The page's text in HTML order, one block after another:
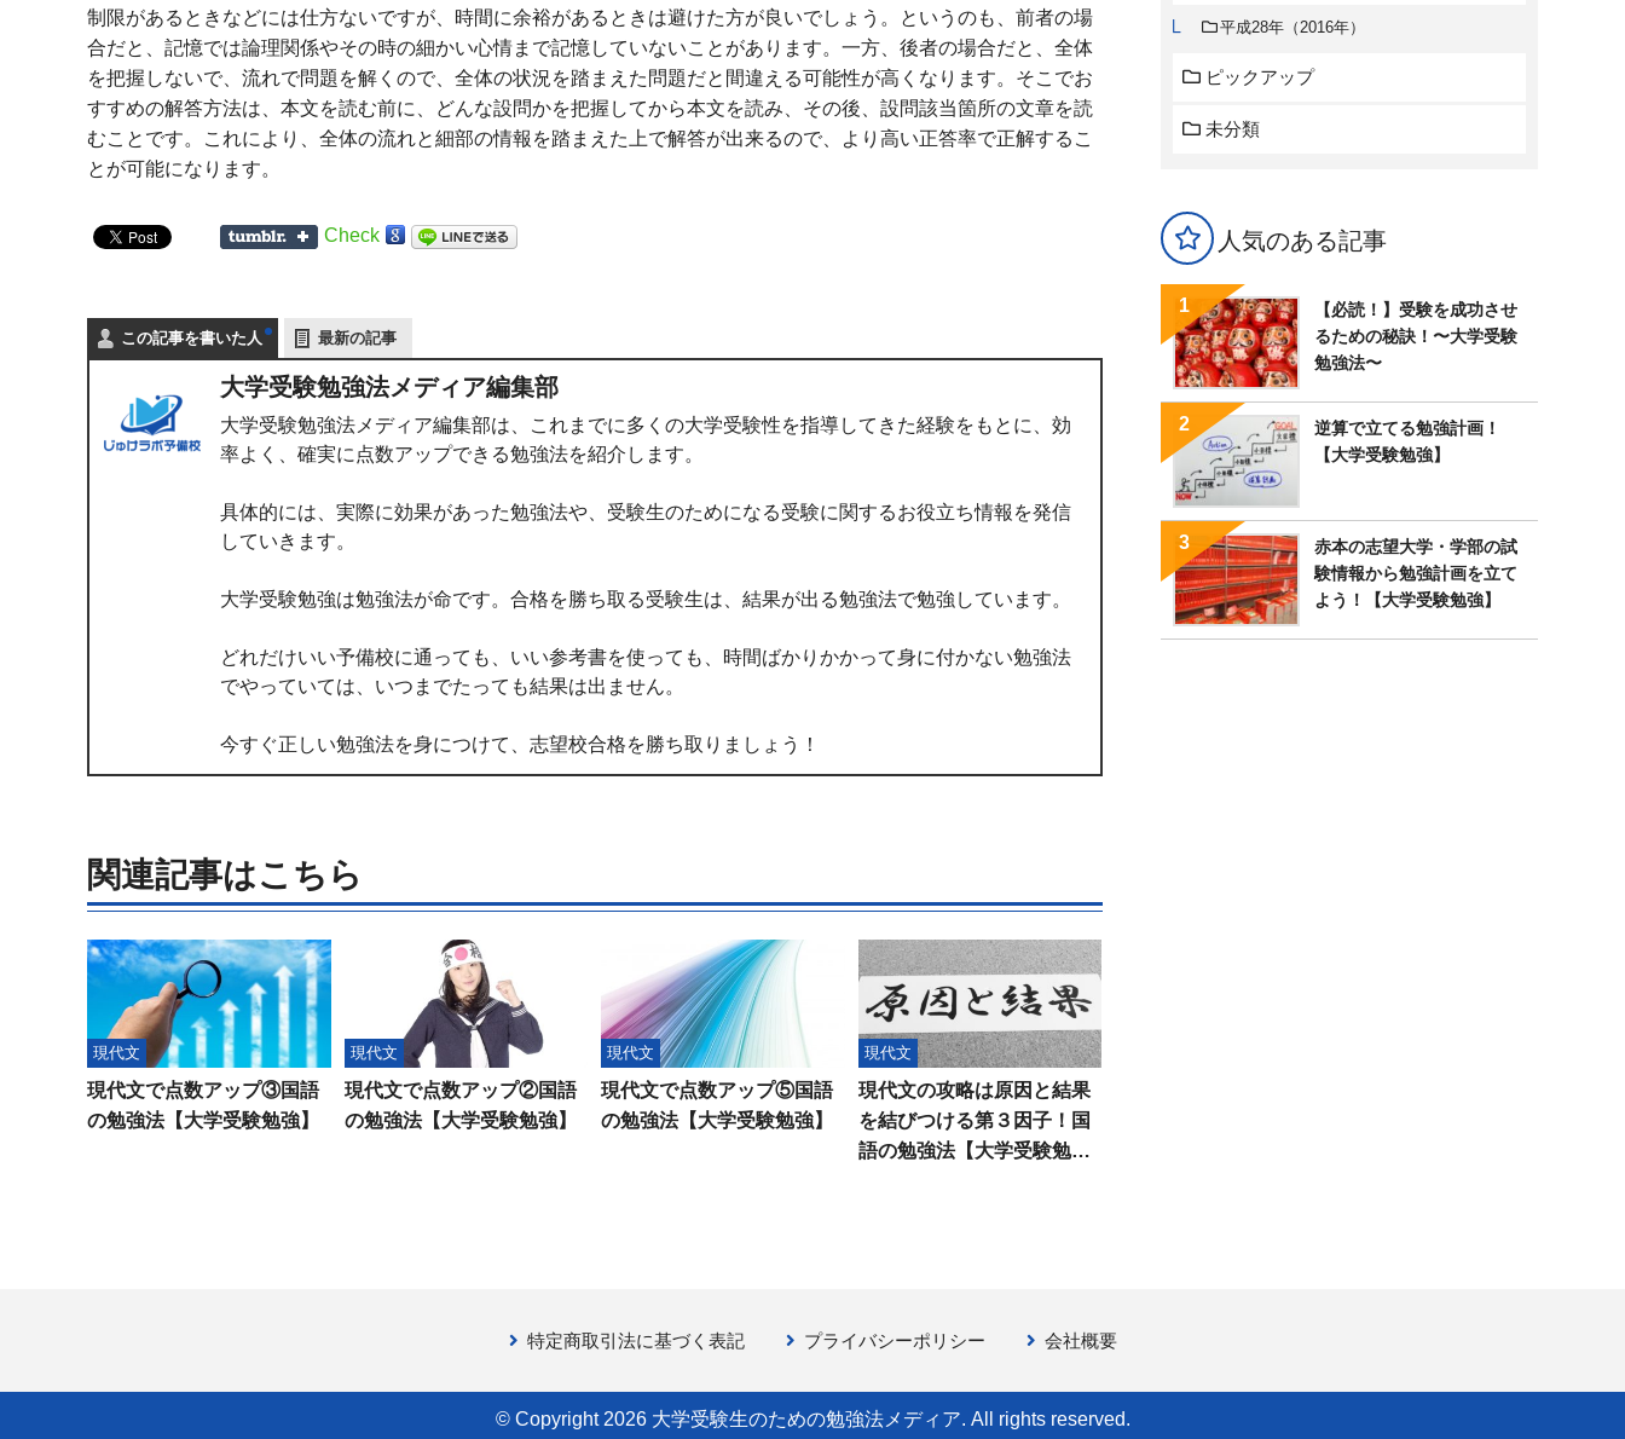
制限があるときなどには仕方ないですが、時間に余裕があるときは避けた方が良いでしょう。というのも、前者の場
合だと、記憶では論理関係やその時の細かい心情まで記憶していないことがあります。一方、後者の場合だと、全体
を把握しないで、流れで問題を解くので、全体の状況を踏まえた問題だと間違える可能性が高くなります。そこでお
すすめの解答方法は、本文を読む前に、どんな設問かを把握してから本文を読み、その後、設問該当箇所の文章を読
むことです。これにより、全体の流れと細部の情報を踏まえた上で解答が出来るので、より高い正答率で正解するこ
とが可能になります。
Check
この記事を書いた人 最新の記事
大学受験勉強法メディア編集部
大学受験勉強法メディア編集部は、これまでに多くの大学受験性を指導してきた経験をもとに、効
率よく、確実に点数アップできる勉強法を紹介します。
具体的には、実際に効果があった勉強法や、受験生のためになる受験に関するお役立ち情報を発信
していきます。
大学受験勉強は勉強法が命です。合格を勝ち取る受験生は、結果が出る勉強法で勉強しています。
どれだけいい予備校に通っても、いい参考書を使っても、時間ばかりかかって身に付かない勉強法
でやっていては、いつまでたっても結果は出ません。
今すぐ正しい勉強法を身につけて、志望校合格を勝ち取りましょう！
関連記事はこちら
現代文
現代文で点数アップ③国語
の勉強法【大学受験勉強】
現代文
現代文で点数アップ②国語
の勉強法【大学受験勉強】
現代文
現代文で点数アップ⑤国語
の勉強法【大学受験勉強】
現代文
現代文の攻略は原因と結果
を結びつける第３因子！国
語の勉強法【大学受験勉…
平成28年（2016年）
ピックアップ
未分類
人気のある記事
【必読！】受験を成功させ
るための秘訣！〜大学受験
勉強法〜
逆算で立てる勉強計画！
【大学受験勉強】
赤本の志望大学・学部の試
験情報から勉強計画を立て
よう！【大学受験勉強】
特定商取引法に基づく表記 プライバシーポリシー 会社概要
© Copyright 2026 大学受験生のための勉強法メディア. All rights reserved.